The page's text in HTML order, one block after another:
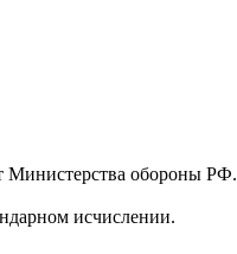
Министерства обороны РФ.
исчислении.